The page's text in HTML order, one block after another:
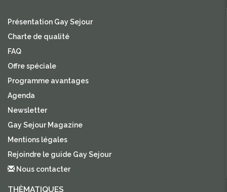
Présentation Gay Sejour
Charte de qualité
FAQ
Offre spéciale
Programme avantages
Agenda
Newsletter
Gay Sejour Magazine
Mentions légales
Rejoindre le guide Gay Sejour
Nous contacter
THÈMATIQUES